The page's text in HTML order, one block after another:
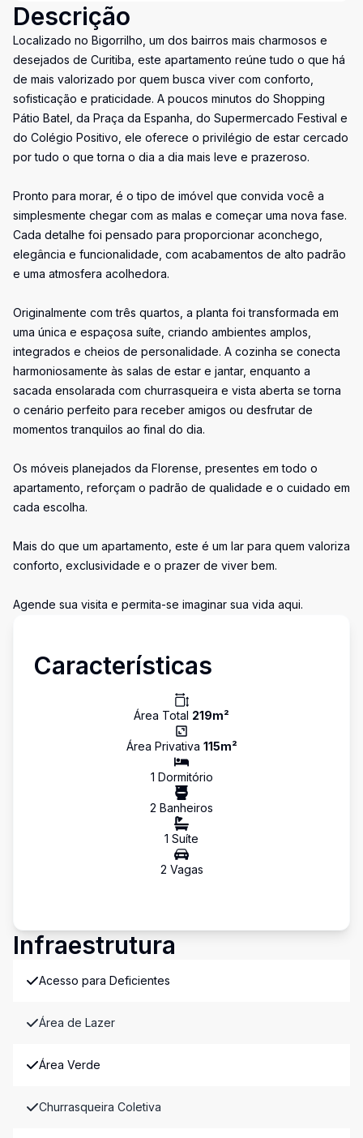
Descrição
Localizado no Bigorrilho, um dos bairros mais charmosos e
desejados de Curitiba, este apartamento reúne tudo o que há
de mais valorizado por quem busca viver com conforto,
sofisticação e praticidade. A poucos minutos do Shopping
Pátio Batel, da Praça da Espanha, do Supermercado Festival e
do Colégio Positivo, ele oferece o privilégio de estar cercado
por tudo o que torna o dia a dia mais leve e prazeroso.
Pronto para morar, é o tipo de imóvel que convida você a
simplesmente chegar com as malas e começar uma nova fase.
Cada detalhe foi pensado para proporcionar aconchego,
elegância e funcionalidade, com acabamentos de alto padrão
e uma atmosfera acolhedora.
Originalmente com três quartos, a planta foi transformada em
uma única e espaçosa suíte, criando ambientes amplos,
integrados e cheios de personalidade. A cozinha se conecta
harmoniosamente às salas de estar e jantar, enquanto a
sacada ensolarada com churrasqueira e vista aberta se torna
o cenário perfeito para receber amigos ou desfrutar de
momentos tranquilos ao final do dia.
Os móveis planejados da Florense, presentes em todo o
apartamento, reforçam o padrão de qualidade e o cuidado em
cada escolha.
Mais do que um apartamento, este é um lar para quem valoriza
conforto, exclusividade e o prazer de viver bem.
Agende sua visita e permita-se imaginar sua vida aqui.
Características
Área Total 219m²
Área Privativa 115m²
1 Dormitório
2 Banheiros
1 Suíte
2 Vagas
Infraestrutura
Acesso para Deficientes
Área de Lazer
Área Verde
Churrasqueira Coletiva